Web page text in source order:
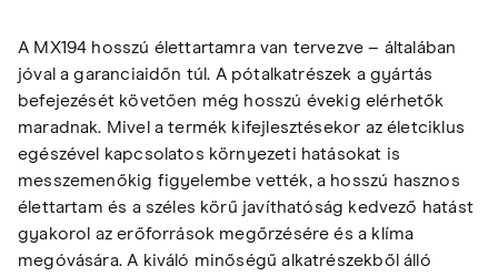
A MX194 hosszú élettartamra van tervezve – általában
jóval a garanciaidőn túl. A pótalkatrészek a gyártás
befejezését követően még hosszú évekig elérhetők
maradnak. Mivel a termék kifejlesztésekor az életciklus
egészével kapcsolatos környezeti hatásokat is
messzemenőkig figyelembe vették, a hosszú hasznos
élettartam és a széles körű javíthatóság kedvező hatást
gyakorol az erőforrások megőrzésére és a klíma
megóvására. A kiváló minőségű alkatrészekből álló